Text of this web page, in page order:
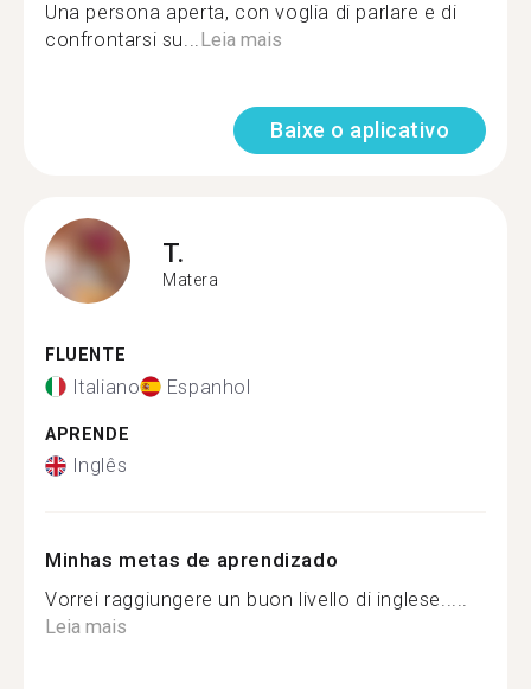
Una persona aperta, con voglia di parlare e di
confrontarsi su...Leia mais
Baixe o aplicativo
T.
Matera
FLUENTE
Italiano Espanhol
APRENDE
Inglês
Minhas metas de aprendizado
Vorrei raggiungere un buon livello di inglese.....
Leia mais